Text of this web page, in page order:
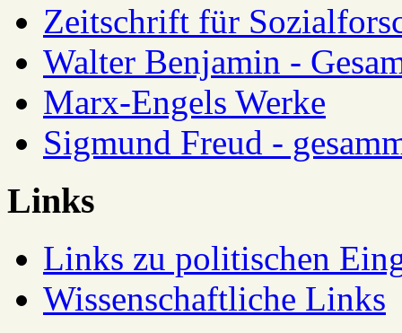
Zeitschrift für
Walter Benjamin -
Marx-Engels Werke
Sigmund Freud -
Links
Links zu politischen
Wissenschaftliche Links